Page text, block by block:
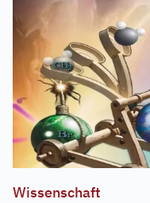
Wissenschaft